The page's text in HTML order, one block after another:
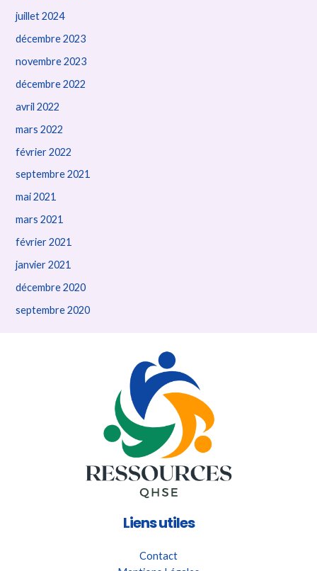
juillet 2024
décembre 2023
novembre 2023
décembre 2022
avril 2022
mars 2022
février 2022
septembre 2021
mai 2021
mars 2021
février 2021
janvier 2021
décembre 2020
septembre 2020
Liens utiles
Contact